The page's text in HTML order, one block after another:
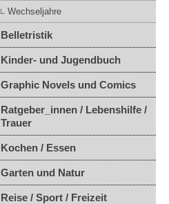
Wechseljahre
Belletristik
Kinder- und Jugendbuch
Graphic Novels und Comics
Ratgeber_innen / Lebenshilfe /
Trauer
Kochen / Essen
Garten und Natur
Reise / Sport / Freizeit